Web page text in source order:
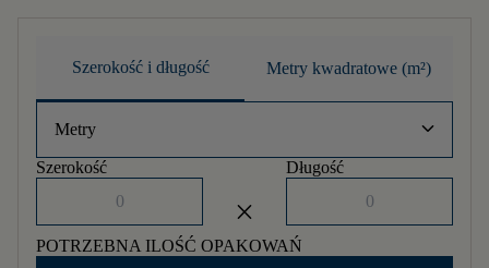
Szerokość i długość Metry kwadratowe (m²)
Metry keyboard_arrow_down
Szerokość
close
Długość
POTRZEBNA ILOŚĆ OPAKOWAŃ